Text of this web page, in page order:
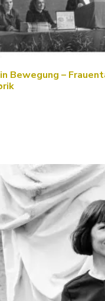
Bewegung –